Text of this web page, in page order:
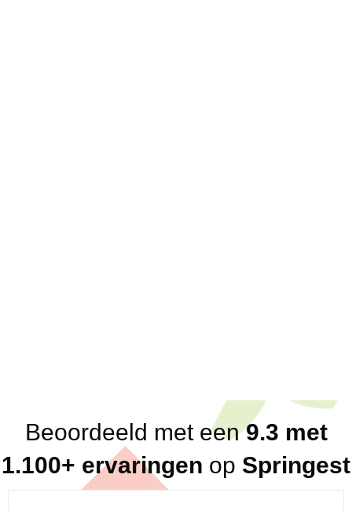
Beoordeeld met een9.3 met
1.100+ ervaringen op Springest